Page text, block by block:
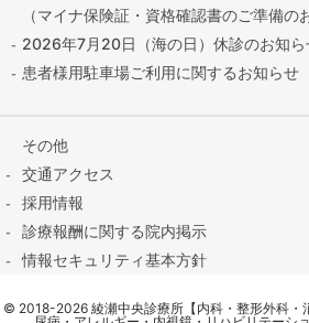
（マイナ保険証・資格確認書のご準備の
2026年7月20日（海の日）休診のお知ら
患者様用駐車場ご利用に関するお知らせ
その他
交通アクセス
採用情報
診療報酬に関する院内掲示
情報セキュリティ基本方針
contact@ayase-med.com
© 2018-2026 綾瀬中央診療所【内科・整形外科・